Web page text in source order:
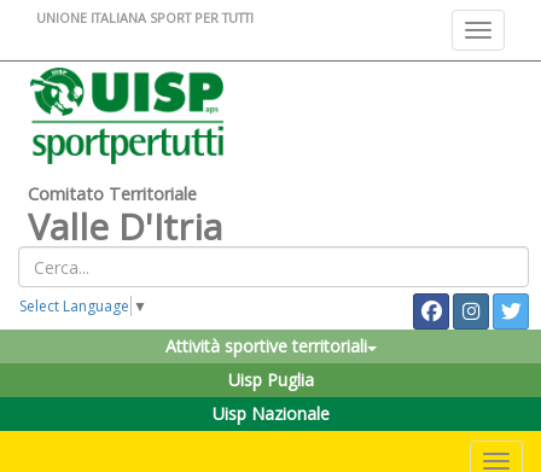
Toggle
UNIONE ITALIANA SPORT PER TUTTI
Comitato Territoriale
Valle D'Itria
Select Language ▼
Attività sportive territoriali
Uisp Puglia
Uisp Nazionale